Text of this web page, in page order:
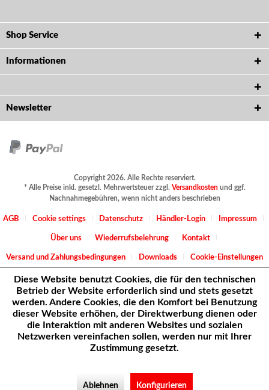
Shop Service
Informationen
Newsletter
Copyright 2026. Alle Rechte reserviert.
* Alle Preise inkl. gesetzl. Mehrwertsteuer zzgl. Versandkostenund ggf.
Nachnahmegebühren, wenn nicht anders beschrieben
AGB Cookie settings Datenschutz Händler-Login Impressum
Über uns Wiederrufsbelehrung Kontakt
Versand und Zahlungsbedingungen Downloads Cookie-Einstellungen
Diese Website benutzt Cookies, die für den technischen
Betrieb der Website erforderlich sind und stets gesetzt
werden. Andere Cookies, die den Komfort bei Benutzung
dieser Website erhöhen, der Direktwerbung dienen oder
die Interaktion mit anderen Websites und sozialen
Netzwerken vereinfachen sollen, werden nur mit Ihrer
Zustimmung gesetzt.
Ablehnen Konfigurieren